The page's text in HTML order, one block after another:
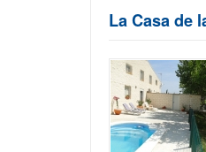
La Casa de